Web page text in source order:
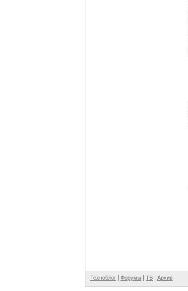
Техноблог Форумы ТВ Архив